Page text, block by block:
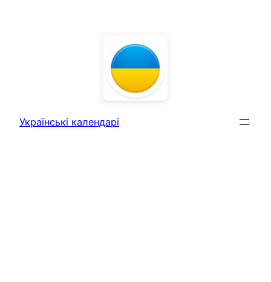
Українські календарі